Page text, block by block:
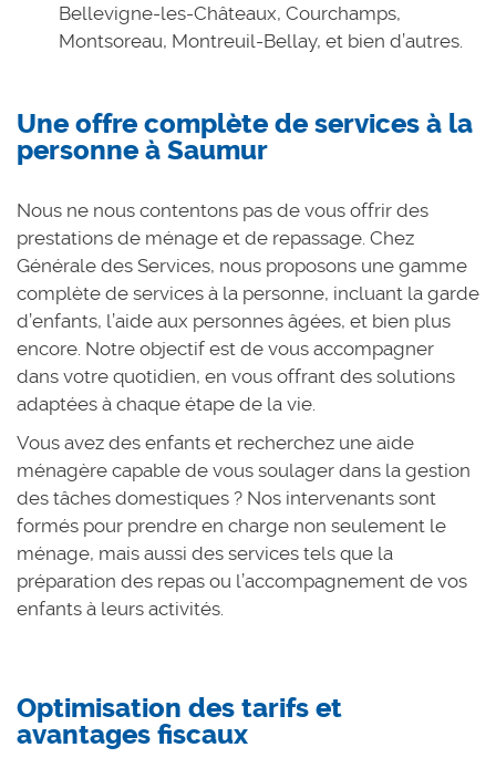
Bellevigne-les-Châteaux, Courchamps,
Montsoreau, Montreuil-Bellay, et bien d’autres.
Une offre complète de services à la
personne à Saumur
Nous ne nous contentons pas de vous offrir des
prestations de ménage et de repassage. Chez
Générale des Services, nous proposons une gamme
complète de services à la personne, incluant la garde
d’enfants, l’aide aux personnes âgées, et bien plus
encore. Notre objectif est de vous accompagner
dans votre quotidien, en vous offrant des solutions
adaptées à chaque étape de la vie.
Vous avez des enfants et recherchez une aide
ménagère capable de vous soulager dans la gestion
des tâches domestiques ? Nos intervenants sont
formés pour prendre en charge non seulement le
ménage, mais aussi des services tels que la
préparation des repas ou l’accompagnement de vos
enfants à leurs activités.
Optimisation des tarifs et
avantages fiscaux